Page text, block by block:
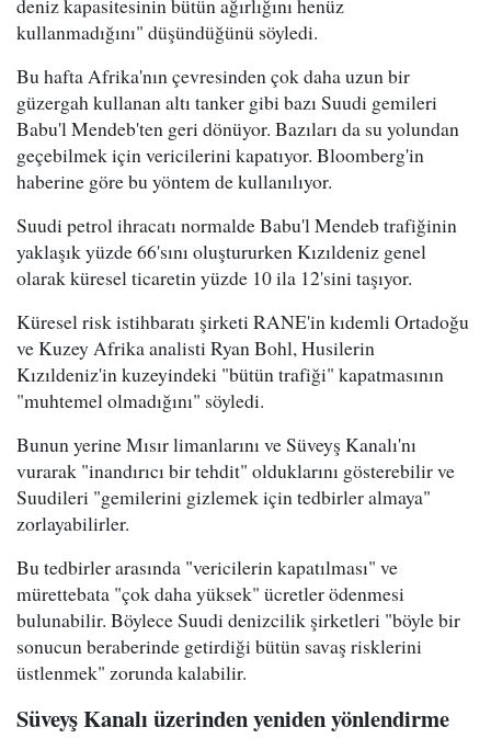
deniz kapasitesinin bütün ağırlığını henüz
kullanmadığını" düşündüğünü söyledi.
Bu hafta Afrika'nın çevresinden çok daha uzun bir
güzergah kullanan altı tanker gibi bazı Suudi gemileri
Babu'l Mendeb'ten geri dönüyor. Bazıları da su yolundan
geçebilmek için vericilerini kapatıyor. Bloomberg'in
haberine göre bu yöntem de kullanılıyor.
Suudi petrol ihracatı normalde Babu'l Mendeb trafiğinin
yaklaşık yüzde 66'sını oluştururken Kızıldeniz genel
olarak küresel ticaretin yüzde 10 ila 12'sini taşıyor.
Küresel risk istihbaratı şirketi RANE'in kıdemli Ortadoğu
ve Kuzey Afrika analisti Ryan Bohl, Husilerin
Kızıldeniz'in kuzeyindeki "bütün trafiği" kapatmasının
"muhtemel olmadığını" söyledi.
Bunun yerine Mısır limanlarını ve Süveyş Kanalı'nı
vurarak "inandırıcı bir tehdit" olduklarını gösterebilir ve
Suudileri "gemilerini gizlemek için tedbirler almaya"
zorlayabilirler.
Bu tedbirler arasında "vericilerin kapatılması" ve
mürettebata "çok daha yüksek" ücretler ödenmesi
bulunabilir. Böylece Suudi denizcilik şirketleri "böyle bir
sonucun beraberinde getirdiği bütün savaş risklerini
üstlenmek" zorunda kalabilir.
Süveyş Kanalı üzerinden yeniden yönlendirme